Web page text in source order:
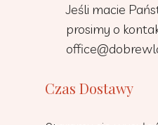
Jeśli macie
prosimy o
Czas Dostawy